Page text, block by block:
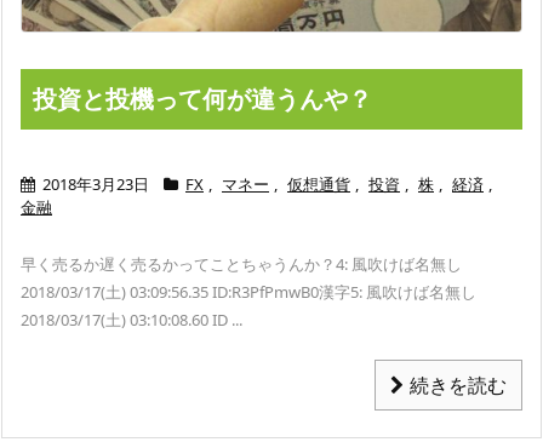
投資と投機って何が違うんや？
2018年3月23日 FX , マネー , 仮想通貨 , 投資 , 株 , 経済 ,
金融
早く売るか遅く売るかってことちゃうんか？4: 風吹けば名無し
2018/03/17(土) 03:09:56.35 ID:R3PfPmwB0漢字5: 風吹けば名無し
2018/03/17(土) 03:10:08.60 ID ...
続きを読む